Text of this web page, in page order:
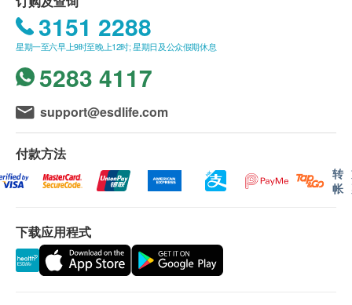
购买产品总额满HK$300，即可享本地免费送货服
务。 账单总额未满HK$300需附加HK$30运费。
我们将于确定订单后1-3个工作天内安排发货。
不排除运送时间会因节日而有所影响。 当八号烈
风讯号悬挂或黑色暴雨警告生效时，送货服务时间
将会延迟。
所有订单须视乎相关货品的供应情况再作最后确
认。 倘若健康网购health. ESDlife未能提供任何订
单上的货品，健康网购health. ESDlife有权拒绝接
受该订单，并且会于送货前透过电话或电邮通知顾
退换条款：
当顾客收取已订购之货品时，有责任检查货品是否
3151 2288
星期一至六早上9时至晚上12时; 星期日及公众假期休息
5283 4117
support@esdlife.com
付款方法
转
帐
下载应用程式